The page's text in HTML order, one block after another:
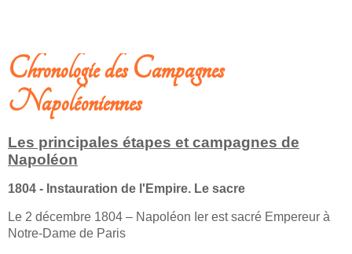
Chronologie des Campagnes
Napoléoniennes
Les principales étapes et campagnes de
Napoléon
1804 - Instauration de l'Empire. Le sacre
Le 2 décembre 1804 – Napoléon Ier est sacré Empereur à
Notre-Dame de Paris